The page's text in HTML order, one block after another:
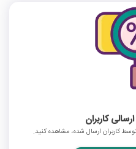
کاربران
کاربران ارسال شده، مشاهده کنید.